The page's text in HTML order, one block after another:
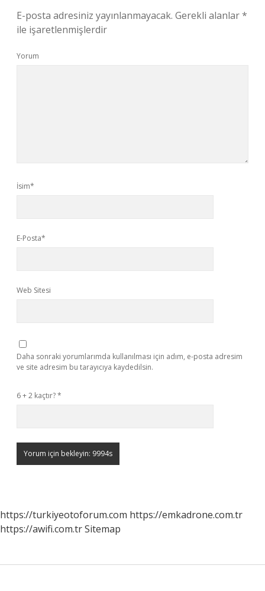
E-posta adresiniz yayınlanmayacak. Gerekli alanlar*
ile işaretlenmişlerdir
Yorum
İsim*
E-Posta*
Web Sitesi
Daha sonraki yorumlarımda kullanılması için adım, e-posta adresim
ve site adresim bu tarayıcıya kaydedilsin.
6 + 2 kaçtır?*
https://turkiyeotoforum.com https://emkadrone.com.tr
https://awifi.com.trSitemap